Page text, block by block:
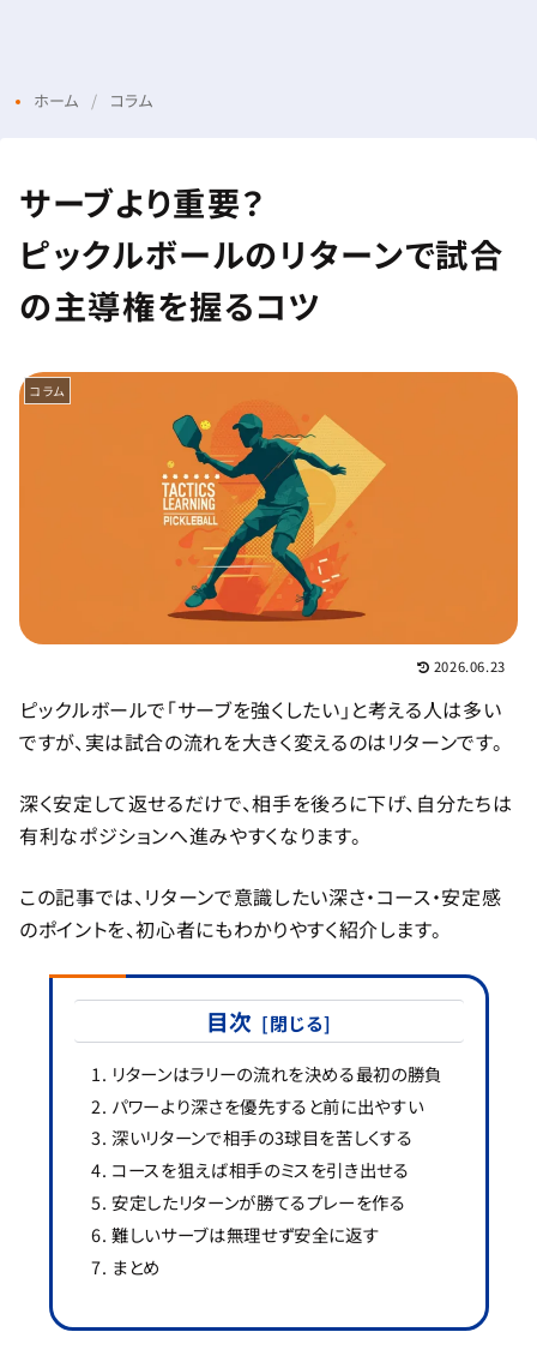
ホーム コラム
サーブより重要？
ピックルボールのリターンで試合
の主導権を握るコツ
コラム
2026.06.23
ピックルボールで「サーブを強くしたい」と考える人は多い
ですが、実は試合の流れを大きく変えるのはリターンです。
深く安定して返せるだけで、相手を後ろに下げ、自分たちは
有利なポジションへ進みやすくなります。
この記事では、リターンで意識したい深さ・コース・安定感
のポイントを、初心者にもわかりやすく紹介します。
目次
リターンはラリーの流れを決める最初の勝負
パワーより深さを優先すると前に出やすい
深いリターンで相手の3球目を苦しくする
コースを狙えば相手のミスを引き出せる
安定したリターンが勝てるプレーを作る
難しいサーブは無理せず安全に返す
まとめ